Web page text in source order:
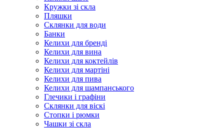
Кружки зі скла
Пляшки
Склянки для води
Банки
Келихи для бренді
Келихи для вина
Келихи для коктейлів
Келихи для мартіні
Келихи для пива
Келихи для шампанського
Глечики і графіни
Склянки для віскі
Стопки і рюмки
Чашки зі скла